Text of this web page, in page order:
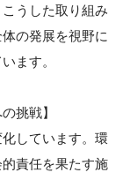
うした取り組み
の発展を視野に
ます。
挑戦】
しています。環
責任を果たす施